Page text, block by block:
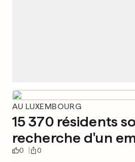
AU LUXEMBOURG
15 370 résidents
recherche d'un
0 0